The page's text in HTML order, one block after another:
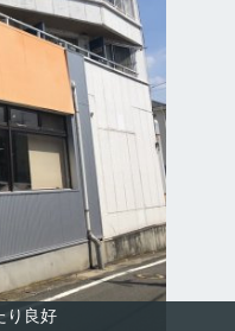
り良好